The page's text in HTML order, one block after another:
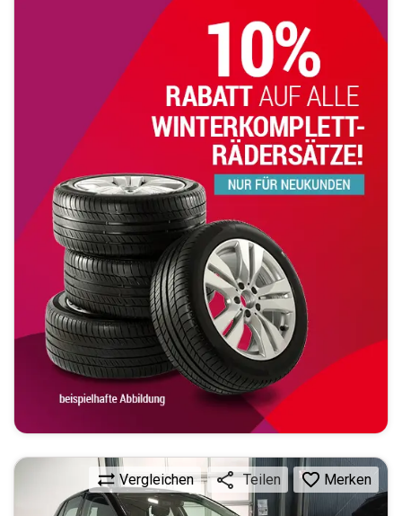
Vergleichen Teilen Merken